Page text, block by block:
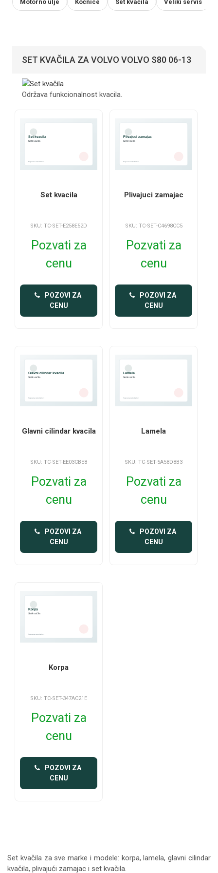
Motorno ulje Kočnice Set kvačila Veliki servis
SET KVAČILA ZA VOLVO VOLVO S80 06-13
Održava funkcionalnost kvacila.
Set kvacila
SKU: TC-SET-E258E52D
Pozvati za
cenu
POZOVI ZA
CENU
Plivajuci zamajac
SKU: TC-SET-C4698CC5
Pozvati za
cenu
POZOVI ZA
CENU
Glavni cilindar kvacila
SKU: TC-SET-EE03CBE8
Pozvati za
cenu
POZOVI ZA
CENU
Lamela
SKU: TC-SET-5A58D8B3
Pozvati za
cenu
POZOVI ZA
CENU
Korpa
SKU: TC-SET-347AC21E
Pozvati za
cenu
POZOVI ZA
CENU
Set kvačila za sve marke i modele: korpa, lamela, glavni cilindar
kvačila, plivajući zamajac i set kvačila.